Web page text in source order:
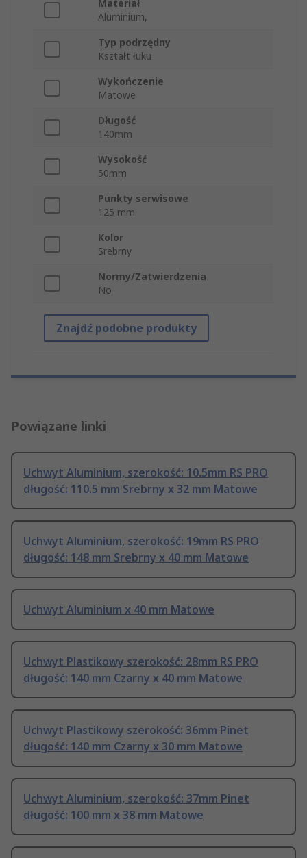
Materiał
Aluminium,
Typ podrzędny
Kształt łuku
Wykończenie
Matowe
Długość
140mm
Wysokość
50mm
Punkty serwisowe
125 mm
Kolor
Srebrny
Normy/Zatwierdzenia
No
Znajdź podobne produkty
Powiązane linki
Uchwyt Aluminium, szerokość: 10.5mm RS PRO
długość: 110.5 mm Srebrny x 32 mm Matowe
Uchwyt Aluminium, szerokość: 19mm RS PRO
długość: 148 mm Srebrny x 40 mm Matowe
Uchwyt Aluminium x 40 mm Matowe
Uchwyt Plastikowy szerokość: 28mm RS PRO
długość: 140 mm Czarny x 40 mm Matowe
Uchwyt Plastikowy szerokość: 36mm Pinet
długość: 140 mm Czarny x 30 mm Matowe
Uchwyt Aluminium, szerokość: 37mm Pinet
długość: 100 mm x 38 mm Matowe